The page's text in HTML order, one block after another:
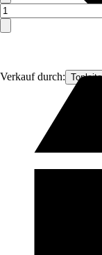
Verkauf durch: